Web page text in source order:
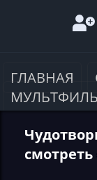
ГЛАВНАЯ